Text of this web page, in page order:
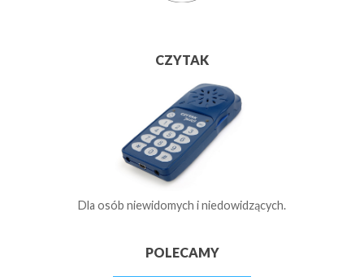
CZYTAK
Dla osób niewidomych i niedowidzących.
POLECAMY